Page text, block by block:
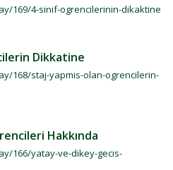
169/4-sinif-ogrencilerinin-dikaktine
Dikkatine
168/staj-yapmis-olan-ogrencilerin-
Hakkında
166/yatay-ve-dikey-gecis-